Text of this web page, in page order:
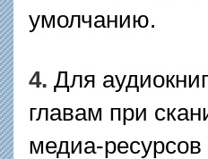
умолчанию.
4. Для
главам при
медиа-